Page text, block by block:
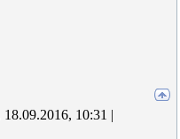
18.09.2016, 10:31 |